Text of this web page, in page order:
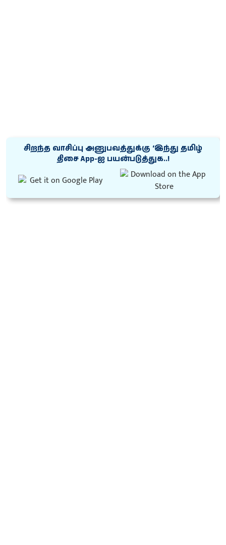
சிறந்த வாசிப்பு அனுபவத்துக்கு ‘இந்து தமிழ்
திசை App-ஐ பயன்படுத்துக..!